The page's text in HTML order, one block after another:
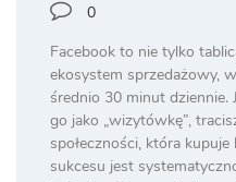
0
Facebook to nie tylko
ekosystem sprzedażowy,
średnio 30 minut dziennie.
go jako „wizytówkę”,
społeczności, która
sukcesu jest